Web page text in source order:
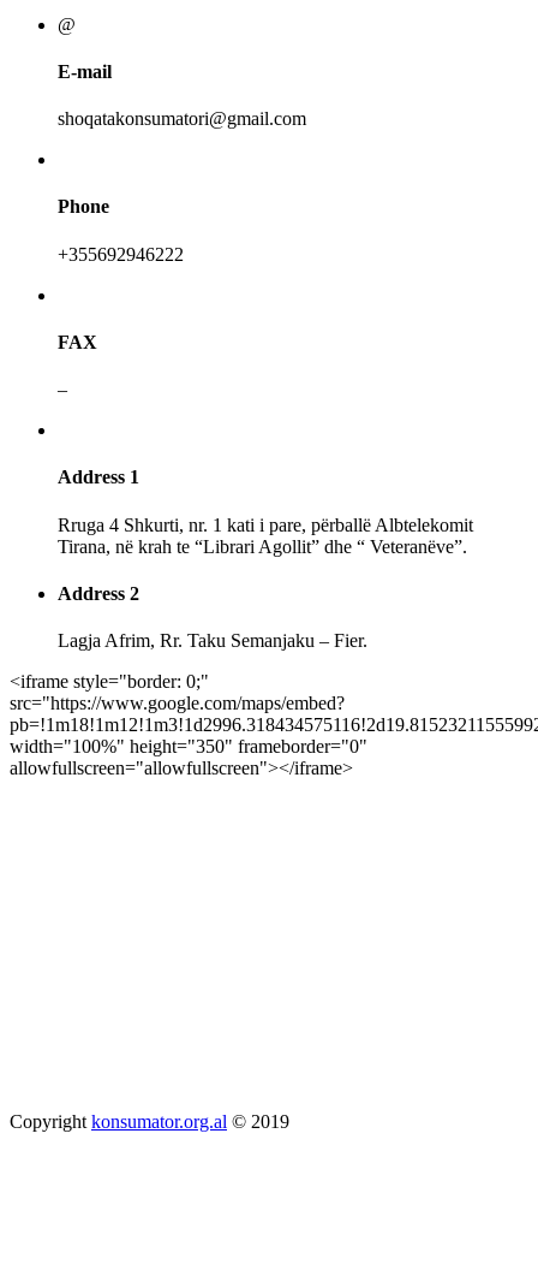
@
E-mail
shoqatakonsumatori@gmail.com
Phone
+355692946222
FAX
–
Address 1
Rruga 4 Shkurti, nr. 1 kati i pare, përballë Albtelekomit
Tirana, në krah te “Librari Agollit” dhe “ Veteranëve”.
Address 2
Lagja Afrim, Rr. Taku Semanjaku – Fier.
<iframe style="border: 0;"
src="https://www.google.com/maps/embed?
width="100%" height="350" frameborder="0"
allowfullscreen="allowfullscreen"></iframe>
Copyright konsumator.org.al © 2019